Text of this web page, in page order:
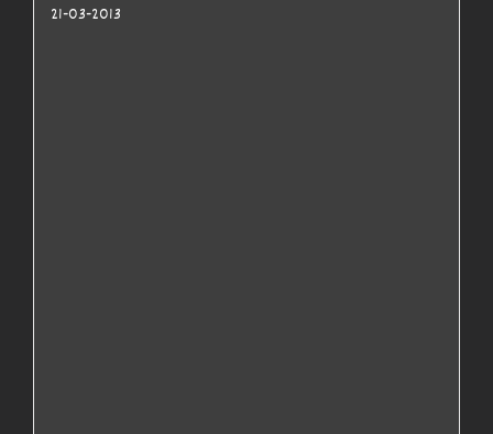
21-03-2013